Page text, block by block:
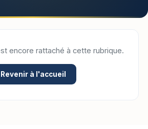
encore rattaché à cette rubrique.
Revenir à l'accueil